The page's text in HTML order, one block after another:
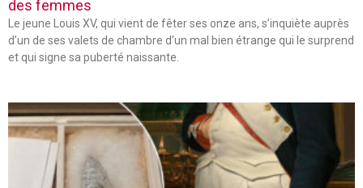
des femmes
Le jeune Louis XV, qui vient de fêter ses onze ans, s’inquiète auprès
d’un de ses valets de chambre d’un mal bien étrange qui le surprend
et qui signe sa puberté naissante.